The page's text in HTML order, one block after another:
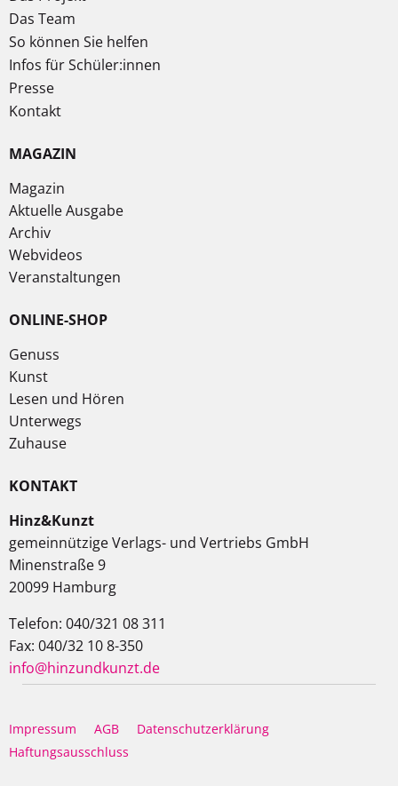
Das Team
So können Sie helfen
Infos für Schüler:innen
Presse
Kontakt
MAGAZIN
Magazin
Aktuelle Ausgabe
Archiv
Webvideos
Veranstaltungen
ONLINE-SHOP
Genuss
Kunst
Lesen und Hören
Unterwegs
Zuhause
KONTAKT
Hinz&Kunzt
gemeinnützige Verlags- und Vertriebs GmbH
Minenstraße 9
20099 Hamburg
Telefon: 040/321 08 311
Fax: 040/32 10 8-350
info@hinzundkunzt.de
Impressum AGB
Datenschutzerklärung
Haftungsausschluss